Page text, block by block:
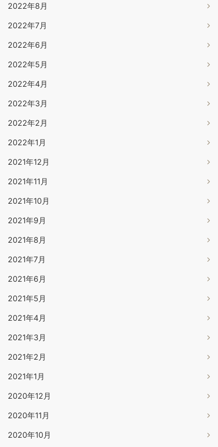
2022年8月
2022年7月
2022年6月
2022年5月
2022年4月
2022年3月
2022年2月
2022年1月
2021年12月
2021年11月
2021年10月
2021年9月
2021年8月
2021年7月
2021年6月
2021年5月
2021年4月
2021年3月
2021年2月
2021年1月
2020年12月
2020年11月
2020年10月